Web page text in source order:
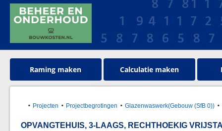
Raming maken Calculatie maken
Projecten Projectbegrotingen Glazenwaswerk(Gebouw (SfB 0))
OPVANGTEHUIS, 3-LAAGS, RECHTHOEKIG